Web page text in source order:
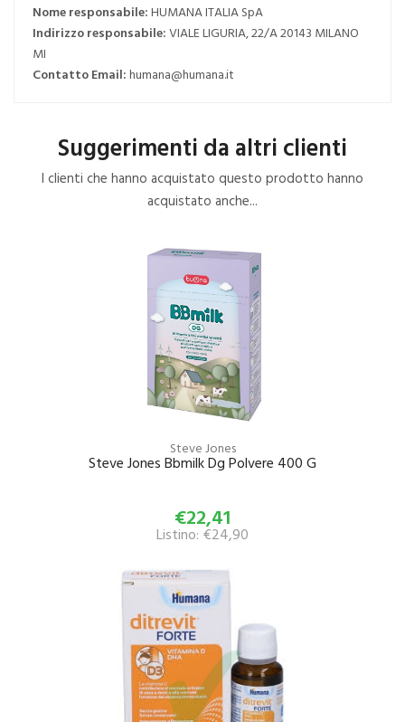
Nome responsabile:HUMANA ITALIA SpA
Indirizzo responsabile:VIALE LIGURIA, 22/A 20143 MILANO
MI
Contatto Email:humana@humana.it
Suggerimenti da altri clienti
I clienti che hanno acquistato questo prodotto hanno
acquistato anche...
Steve Jones
Steve Jones Bbmilk Dg Polvere 400 G
€22,41
Listino: €24,90